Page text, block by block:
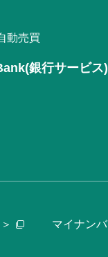
動売買
銀行サービス)
マイナン